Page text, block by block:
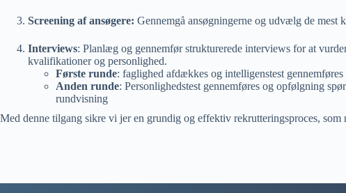
Screening af ansøgere: Gennemgå ansøgningerne og udvælg de mest
Interviews: Planlæg og gennemfør strukturerede interviews for at
kvalifikationer og personlighed.
Første runde: faglighed afdækkes og intelligenstest gennemføres
Anden runde: Personlighedstest gennemføres og opfølgning
rundvisning
Med denne tilgang sikre vi jer en grundig og effektiv rekrutteringsproces,